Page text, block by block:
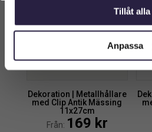
Tillåt alla
Anpassa
Dekoration | Metallhållare
med Clip Antik Mässing
11x27cm
Från: 169 kr